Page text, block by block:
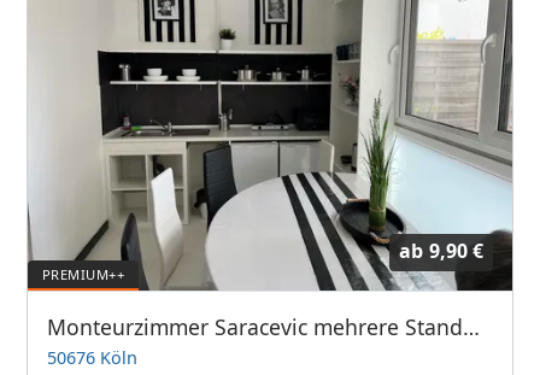
ab 9,90 €
Monteurzimmer Saracevic mehrere Standorte
50676 Köln